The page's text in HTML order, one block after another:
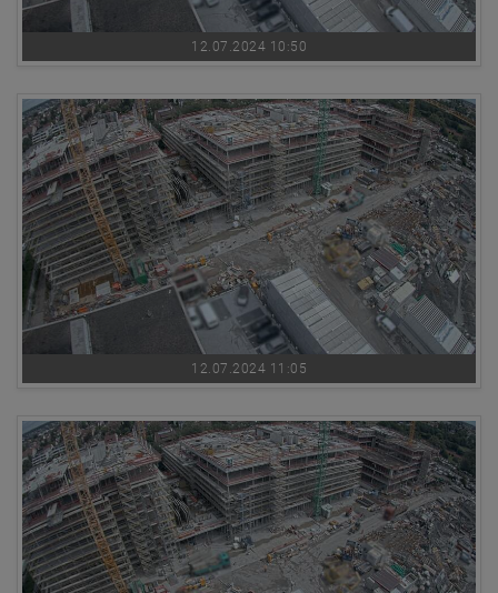
12.07.2024 10:50
12.07.2024 11:05